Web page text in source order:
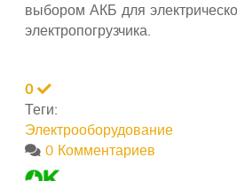
выбором АКБ для
электропогрузчика.
0
Теги:
Электрооборудование
0 Комментариев